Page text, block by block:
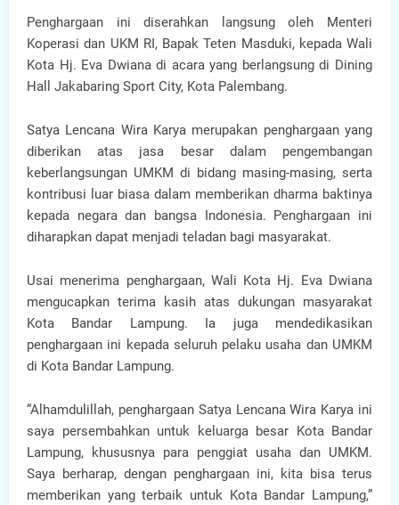
Penghargaan ini diserahkan langsung oleh Menteri
Koperasi dan UKM RI, Bapak Teten Masduki, kepada Wali
Kota Hj. Eva Dwiana di acara yang berlangsung di Dining
Hall Jakabaring Sport City, Kota Palembang.
Satya Lencana Wira Karya merupakan penghargaan yang
diberikan atas jasa besar dalam pengembangan
keberlangsungan UMKM di bidang masing-masing, serta
kontribusi luar biasa dalam memberikan dharma baktinya
kepada negara dan bangsa Indonesia. Penghargaan ini
diharapkan dapat menjadi teladan bagi masyarakat.
Usai menerima penghargaan, Wali Kota Hj. Eva Dwiana
mengucapkan terima kasih atas dukungan masyarakat
Kota Bandar Lampung. Ia juga mendedikasikan
penghargaan ini kepada seluruh pelaku usaha dan UMKM
di Kota Bandar Lampung.
“Alhamdulillah, penghargaan Satya Lencana Wira Karya ini
saya persembahkan untuk keluarga besar Kota Bandar
Lampung, khususnya para penggiat usaha dan UMKM.
Saya berharap, dengan penghargaan ini, kita bisa terus
memberikan yang terbaik untuk Kota Bandar Lampung,”